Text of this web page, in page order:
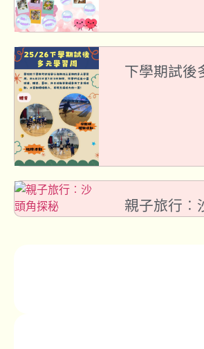
下學期試後
親子旅行︰